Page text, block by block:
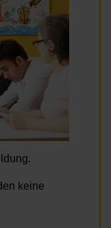
keine